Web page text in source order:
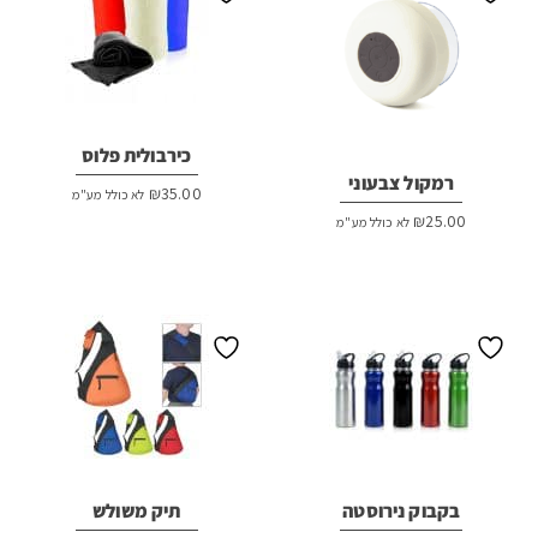
רמקול צבעוני
₪25.00 לא כולל מע"מ
כירבולית פלוס
₪35.00 לא כולל מע"מ
בקבוק נירוסטה תיק משולש